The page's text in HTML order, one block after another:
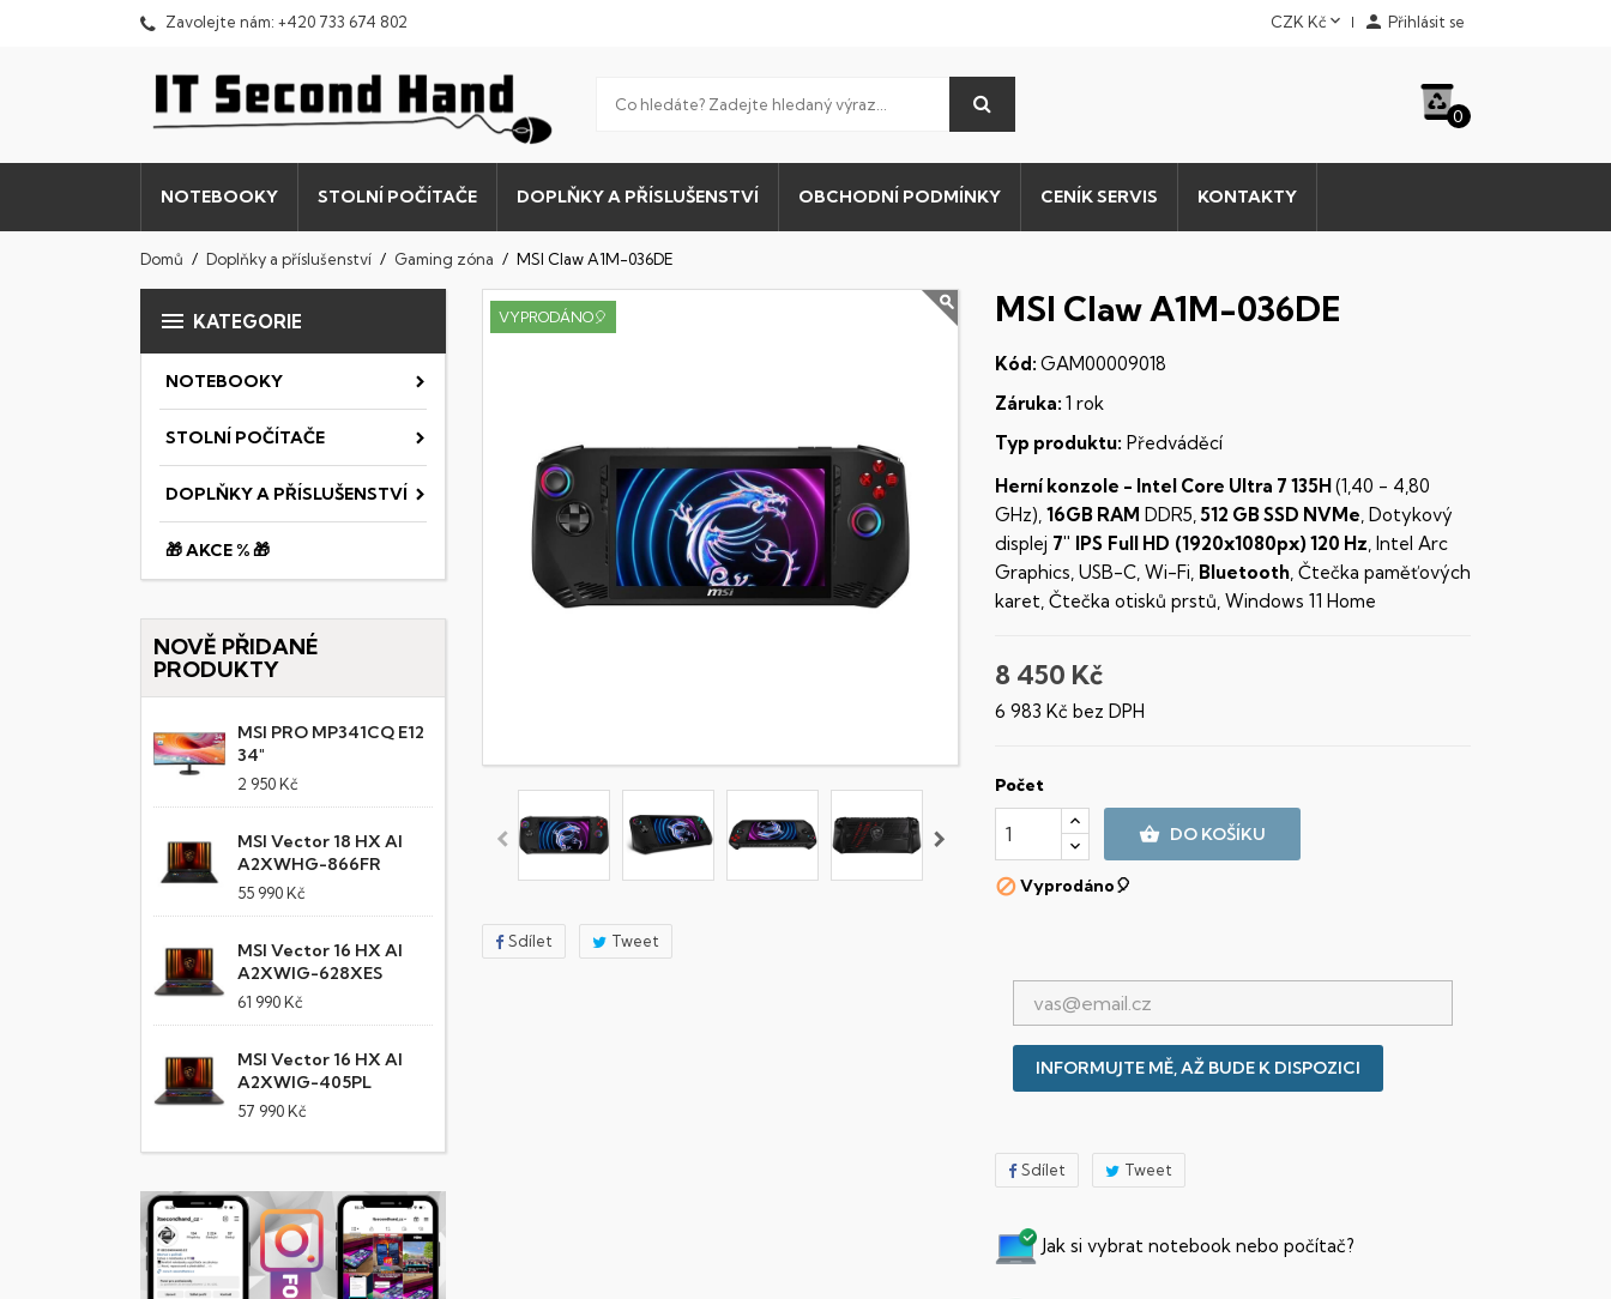
Zavolejte nám: +420 733 674 802 CZK Kč  Přihlásit se
0
NOTEBOOKY STOLNÍ POČÍTAČE DOPLŇKY A PŘÍSLUŠENSTVÍ OBCHODNÍ PODMÍNKY CENÍK SERVIS KONTAKTY
Domů Doplňky a příslušenství Gaming zóna MSI Claw A1M-036DE
 KATEGORIE
NOTEBOOKY
STOLNÍ POČÍTAČE
DOPLŇKY A PŘÍSLUŠENSTVÍ
🎁 AKCE % 🎁
NOVĚ PŘIDANÉ
PRODUKTY
MSI PRO MP341CQ E12
34"
2 950 Kč
MSI Vector 18 HX AI
A2XWHG-866FR
55 990 Kč
MSI Vector 16 HX AI
A2XWIG-628XES
61 990 Kč
MSI Vector 16 HX AI
A2XWIG-405PL
57 990 Kč
VYPRODÁNO🎈
Sdílet Tweet
MSI Claw A1M-036DE
Kód: GAM00009018
Záruka: 1 rok
Typ produktu: Předváděcí
Herní konzole - Intel Core Ultra 7 135H(1,40 - 4,80
GHz), 16GB RAM DDR5,512 GBSSD NVMe, Dotykový
displej 7" IPS Full HD (1920x1080px) 120 Hz, Intel Arc
Graphics, USB-C, Wi-Fi, Bluetooth, Čtečka paměťových
karet, Čtečka otisků prstů, Windows 11 Home
8 450 Kč
6 983 Kč bez DPH
Počet
 DO KOŠÍKU
Vyprodáno🎈
INFORMUJTE MĚ, AŽ BUDE K DISPOZICI
Sdílet Tweet
Jak si vybrat notebook nebo počítač?